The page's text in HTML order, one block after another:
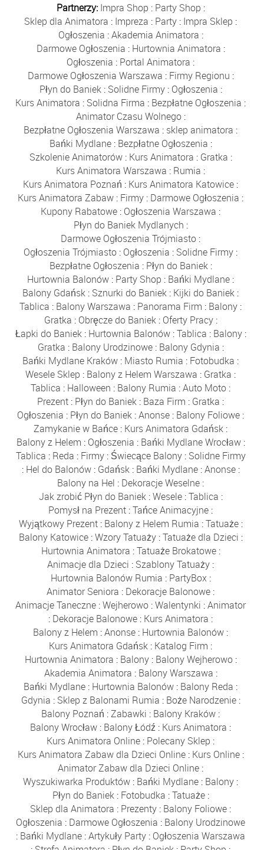
Partnerzy: Impra Shop : Party Shop :
Sklep dla Animatora : Impreza : Party : Impra Sklep :
Ogłoszenia :Akademia Animatora :
Darmowe Ogłoszenia : Hurtownia Animatora :
Ogłoszenia : Portal Animatora :
Darmowe Ogłoszenia Warszawa : Firmy Regionu :
Płyn do Baniek: Solidne Firmy: Ogłoszenia :
Kurs Animatora : Solidna Firma : Bezpłatne Ogłoszenia :
Animator Czasu Wolnego:
Bezpłatne Ogłoszenia Warszawa : sklep animatora :
Bańki Mydlane: Bezpłatne Ogłoszenia :
Szkolenie Animatorów: Kurs Animatora : Gratka :
Kurs Animatora Warszawa : Rumia :
Kurs Animatora Poznań : Kurs Animatora Katowice :
Kurs Animatora Zabaw : Firmy : Darmowe Ogłoszenia :
Kupony Rabatowe : Ogłoszenia Warszawa :
Płyn do Baniek Mydlanych :
Darmowe Ogłoszenia Trójmiasto :
Ogłoszenia Trójmiasto : Ogłoszenia : Solidne Firmy :
Bezpłatne Ogłoszenia : Płyn do Baniek:
Hurtownia Balonów : Party Shop : Bańki Mydlane :
Balony Gdańsk : Sznurki do Baniek : Kijki do Baniek :
Tablica : Balony Warszawa : Panorama Firm : Balony :
Gratka : Obręcze do Baniek: Oferty Pracy:
Łapki do Baniek: Hurtownia Balonów:Tablica : Balony:
Gratka : Balony Urodzinowe: Balony Gdynia :
Bańki Mydlane Kraków : Miasto Rumia : Fotobudka :
Wesele Sklep : Balony z Helem Warszawa : Gratka :
Tablica : Halloween : Balony Rumia :Auto Moto :
Prezent : Płyn do Baniek : Baza Firm : Gratka :
Ogłoszenia : Płyn do Baniek :Anonse : Balony Foliowe :
Zamykanie w Bańce : Kurs Animatora Gdańsk :
Balony z Helem : Ogłoszenia : Bańki Mydlane Wrocław:
Tablica : Reda : Firmy: Świecące Balony: Solidne Firmy
: Hel do Balonów: Gdańsk: Bańki Mydlane:Anonse:
Balony na Hel : Dekoracje Weselne :
Jak zrobić Płyn do Baniek:Wesele:Tablica :
Pomysł na Prezent :Tańce Animacyjne :
Wyjątkowy Prezent: Balony z Helem Rumia :Tatuaże:
Balony Katowice:Wzory Tatuaży:Tatuaże dla Dzieci :
Hurtownia Animatora :Tatuaże Brokatowe:
Animacje dla Dzieci : Szablony Tatuaży :
Hurtownia Balonów Rumia : PartyBox:
Animator Seniora : Dekoracje Balonowe :
Animacje Taneczne :Wejherowo :Walentynki :Animator
: Dekoracje Balonowe : Kurs Animatora :
Balony z Helem :Anonse : Hurtownia Balonów :
Kurs Animatora Gdańsk : Katalog Firm :
Hurtownia Animatora : Balony: Balony Wejherowo:
Akademia Animatora : Balony Warszawa :
Bańki Mydlane : Hurtownia Balonów : Balony Reda :
Gdynia : Sklep z Balonami Rumia : Boże Narodzenie:
Balony Poznań :Zabawki : Balony Kraków :
Balony Wrocław : Balony Łódź : Kurs Animatora :
Kurs Animatora Online : Polecany Sklep :
Kurs Animatora Zabaw dla Dzieci Online: Kurs Online:
Animator Zabaw dla Dzieci Online :
Wyszukiwarka Produktów : Bańki Mydlane : Balony :
Płyn do Baniek: Fotobudka :Tatuaże:
Sklep dla Animatora : Prezenty : Balony Foliowe :
Ogłoszenia : Darmowe Ogłoszenia : Balony Urodzinowe
: Bańki Mydlane :Artykuły Party : Ogłoszenia Warszawa